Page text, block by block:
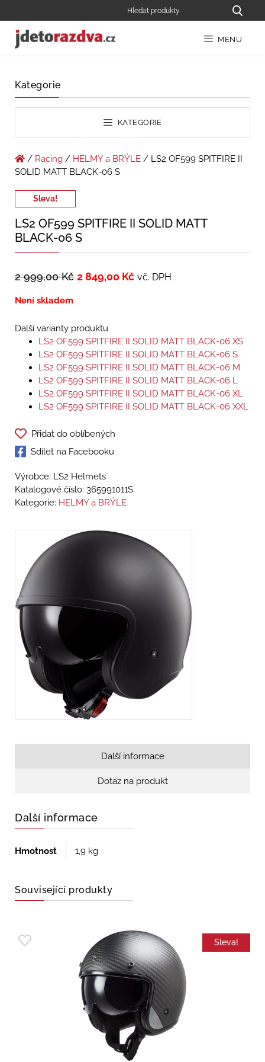
MENU
Kategorie
KATEGORIE
/ Racing / HELMY a BRÝLE / LS2 OF599 SPITFIRE II
SOLID MATT BLACK-06 S
Sleva!
LS2 OF599 SPITFIRE II SOLID MATT
BLACK-06 S
2 999,00Kč 2 849,00 Kč vč. DPH
Není skladem
Další varianty produktu
LS2 OF599 SPITFIRE II SOLID MATT BLACK-06 XS
LS2 OF599 SPITFIRE II SOLID MATT BLACK-06 S
LS2 OF599 SPITFIRE II SOLID MATT BLACK-06 M
LS2 OF599 SPITFIRE II SOLID MATT BLACK-06 L
LS2 OF599 SPITFIRE II SOLID MATT BLACK-06 XL
LS2 OF599 SPITFIRE II SOLID MATT BLACK-06 XXL
Přidat do oblíbených
Sdílet na Facebooku
Výrobce: LS2 Helmets
Katalogové číslo: 365991011S
Kategorie: HELMY a BRÝLE
Další informace
Dotaz na produkt
Další informace
Hmotnost 1,9 kg
Související produkty
Sleva!